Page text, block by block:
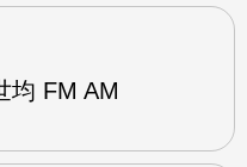
均 FM AM